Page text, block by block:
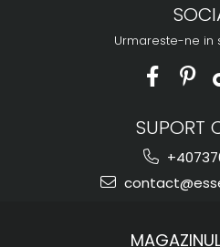
Urmareste-ne in
SUPORT